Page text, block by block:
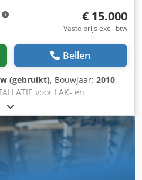
€ 15.000
Vaste prijs excl. btw
Bellen
(gebruikt), Bouwjaar: 2010,
voor LAK- en
10.000 m³ / h -
ZLG III inclusief
uitvoering Technische
ZLG III Luchtdebiet: 10.000
Bedrijfsspanning: 230 / 400
1.435 min-1